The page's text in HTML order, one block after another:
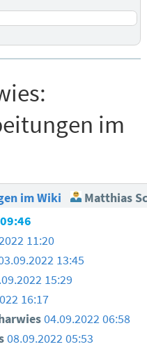
im
im Wiki Matthias
11:20
13:45
15:29
16:17
04.09.2022 06:58
08.09.2022 05:53